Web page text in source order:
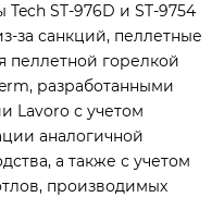
ST-976D и ST-9754
за санкций, пеллетные
пеллетной горелкой
разработанными
Lavoro с учетом
аналогичной
а также с учетом
производимых